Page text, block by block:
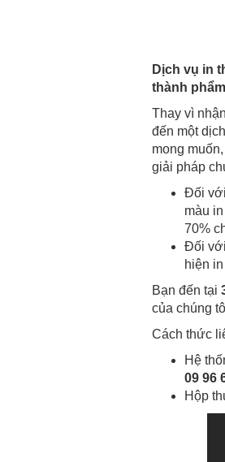
Dịch vụ in
thành
Thay vì
đến một
mong
giải pháp
Đối với
màu
70%
Đối
hiện
Bạn đến tại
của chúng
Cách thức
Hệ
09 96
Hộp